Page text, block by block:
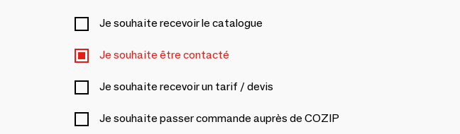
Je souhaite recevoir le catalogue
Je souhaite être contacté
Je souhaite recevoir un tarif / devis
Je souhaite passer commande auprès de COZIP